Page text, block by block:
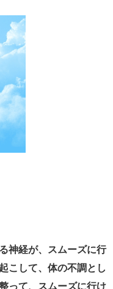
神経が、スムーズに行
こして、体の不調とし
って、スムーズに行け